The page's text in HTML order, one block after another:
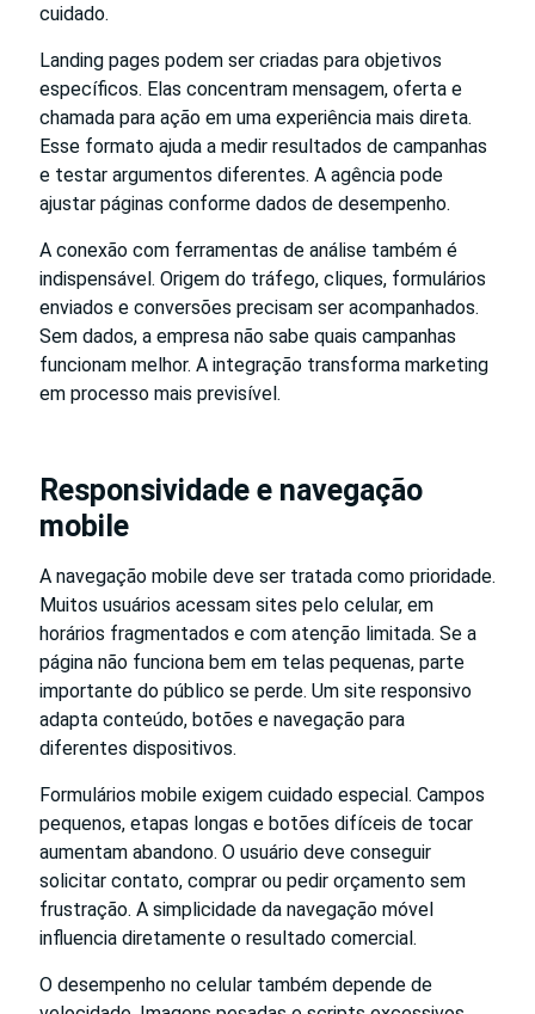
cuidado.
Landing pages podem ser criadas para objetivos
específicos. Elas concentram mensagem, oferta e
chamada para ação em uma experiência mais direta.
Esse formato ajuda a medir resultados de campanhas
e testar argumentos diferentes. A agência pode
ajustar páginas conforme dados de desempenho.
A conexão com ferramentas de análise também é
indispensável. Origem do tráfego, cliques, formulários
enviados e conversões precisam ser acompanhados.
Sem dados, a empresa não sabe quais campanhas
funcionam melhor. A integração transforma marketing
em processo mais previsível.
Responsividade e navegação
mobile
A navegação mobile deve ser tratada como prioridade.
Muitos usuários acessam sites pelo celular, em
horários fragmentados e com atenção limitada. Se a
página não funciona bem em telas pequenas, parte
importante do público se perde. Um site responsivo
adapta conteúdo, botões e navegação para
diferentes dispositivos.
Formulários mobile exigem cuidado especial. Campos
pequenos, etapas longas e botões difíceis de tocar
aumentam abandono. O usuário deve conseguir
solicitar contato, comprar ou pedir orçamento sem
frustração. A simplicidade da navegação móvel
influencia diretamente o resultado comercial.
O desempenho no celular também depende de